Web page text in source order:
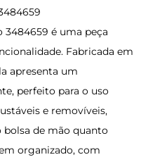
3484659 é uma peça
Fabricada em
apresenta um
perfeito para o uso
e removíveis,
de mão quanto
organizado, com